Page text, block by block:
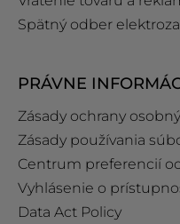
Spätný odber
PRÁVNE
Zásady ochrany
Zásady používania
Centrum preferencií
Vyhlásenie o
Data Act Policy